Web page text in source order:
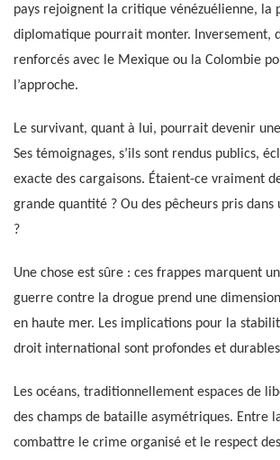
pays rejoignent la critique vénézuélienne, la
diplomatique pourrait monter. Inversement,
renforcés avec le Mexique ou la Colombie
l’approche.
Le survivant, quant à lui, pourrait devenir
Ses témoignages, s’ils sont rendus publics,
exacte des cargaisons. Étaient-ce vraiment
grande quantité ? Ou des pêcheurs pris
?
Une chose est sûre : ces frappes marquent
guerre contre la drogue prend une
en haute mer. Les implications pour la
droit international sont profondes et
Les océans, traditionnellement espaces de
des champs de bataille asymétriques. Entre
combattre le crime organisé et le respect